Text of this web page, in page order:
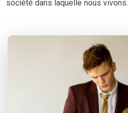
société dans laquelle nous vivons.